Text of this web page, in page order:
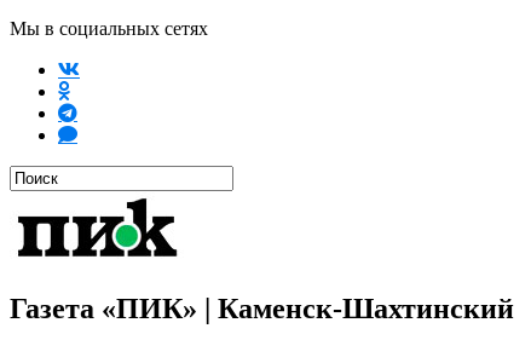
Мы в социальных сетях
Газета «ПИК» | Каменск-Шахтинский